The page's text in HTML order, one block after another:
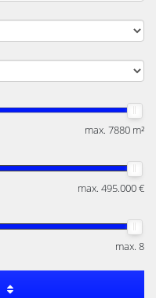
max. 7880 m²
max. 495.000 €
max. 8